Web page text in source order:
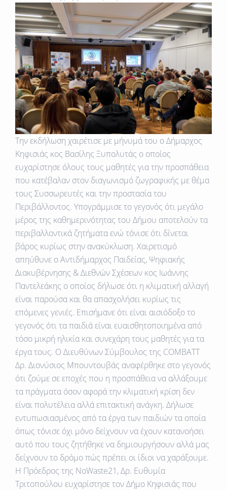
Την εκδήλωση χαιρέτισε με μήνυμά του ο Δήμαρχος
Κηφισιάς κος Βασίλης Ξυπολυτάς ο οποίος
ευχαρίστησε όλους τους μαθητές για την προσπάθεια
που κατέβαλαν στον διαγωνισμό ζωγραφικής με θέμα
τους Συσσωρευτές και την προστασία του
Περιβάλλοντος. Υπογράμμισε το γεγονός ότι μεγάλο
μέρος της καθημερινότητας του Δήμου αποτελούν τα
περιβαλλοντικά ζητήματα ενώ τόνισε ότι δίνεται
βάρος κυρίως στην ανακύκλωση. Χαιρετισμό
απηύθυνε ο Αντιδήμαρχος Παιδείας, Ψηφιακής
Διακυβέρνησης & Διεθνών Σχέσεων κος Ιωάννης
Παντελεάκης ο οποίος δήλωσε ότι η κλιματική αλλαγή
είναι παρούσα και θα απασχολήσει κυρίως τις
επόμενες γενιές. Επισήμανε ότι είναι αισιόδοξο το
γεγονός ότι τα παιδιά είναι ευαισθητοποιημένα από
τόσο μικρή ηλικία και συνεχάρη τους μαθητές για τα
έργα τους. Ο Διευθύνων Σύμβουλος της COMBATT
Δρ. Διονύσιος Μπουντουβάς αναφέρθηκε στο γεγονός
ότι ζούμε σε εποχές που η προσπάθεια να αλλάξουμε
τα πράγματα όσον αφορά την κλιματική κρίση δεν
είναι πολυτέλεια αλλά επιτακτική ανάγκη. Δήλωσε
εντυπωσιασμένος από τα έργα των παιδιών τα οποία
όπως τόνισε όχι μόνο δείχνουν να έχουν κατανοήσει
αυτό που τους ζητήθηκε να δημιουργήσουν αλλά μας
δείχνουν το δρόμο πώς πρέπει οι ίδιοι να χαράξουμε.
Η Πρόεδρος της NoWaste21, Δρ. Ευθυμία
Τριτοπούλου ευχαρίστησε τον Δήμο Κηφισιάς που